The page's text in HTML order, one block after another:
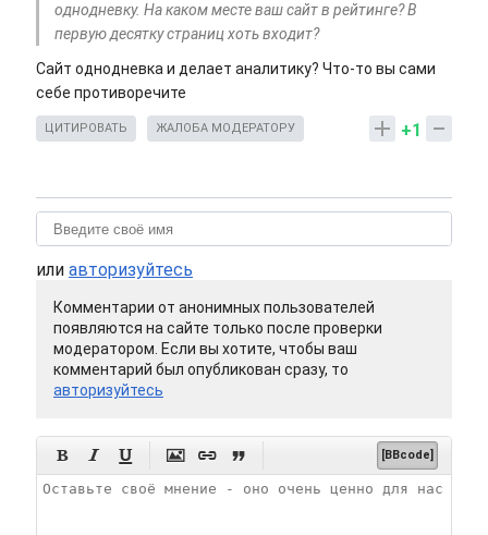
однодневку. На каком месте ваш сайт в рейтинге? В
первую десятку страниц хоть входит?
Сайт однодневка и делает аналитику? Что-то вы сами
себе противоречите
+1
ЦИТИРОВАТЬ ЖАЛОБА МОДЕРАТОРУ
или авторизуйтесь
Комментарии от анонимных пользователей
появляются на сайте только после проверки
модератором. Если вы хотите, чтобы ваш
комментарий был опубликован сразу, то
авторизуйтесь
      [BBcode]